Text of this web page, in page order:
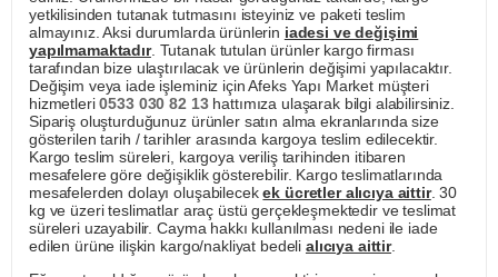
yetkilisinden tutanak tutmasını isteyiniz ve paketi teslim
almayınız. Aksi durumlarda ürünlerin iadesi ve değişimi
yapılmamaktadır. Tutanak tutulan ürünler kargo firması
tarafından bize ulaştırılacak ve ürünlerin değişimi yapılacaktır.
Değişim veya iade işleminiz için Afeks Yapı Market müşteri
hizmetleri0533 030 82 13hattımıza ulaşarak bilgi alabilirsiniz.
Sipariş oluşturduğunuz ürünler satın alma ekranlarında size
gösterilen tarih / tarihler arasında kargoya teslim edilecektir.
Kargo teslim süreleri, kargoya veriliş tarihinden itibaren
mesafelere göre değişiklik gösterebilir. Kargo teslimatlarında
mesafelerden dolayı oluşabilecekek ücretler alıcıya aittir. 30
kg ve üzeri teslimatlar araç üstü gerçekleşmektedir ve teslimat
süreleri uzayabilir. Cayma hakkı kullanılması nedeni ile iade
edilen ürüne ilişkin kargo/nakliyat bedeli alıcıya aittir.